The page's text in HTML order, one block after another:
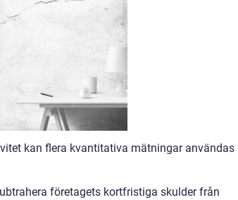
kan flera kvantitativa mätningar användas
företagets kortfristiga skulder från